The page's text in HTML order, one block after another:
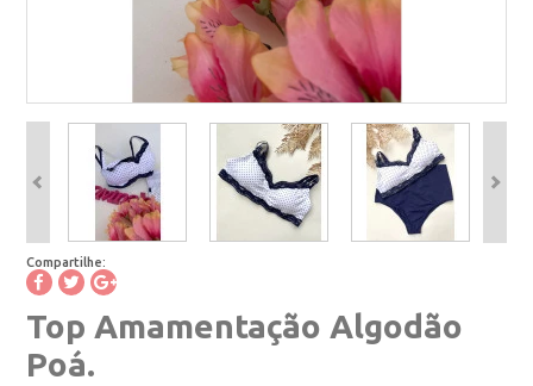
Compartilhe:
Top Amamentação Algodão
Poá.